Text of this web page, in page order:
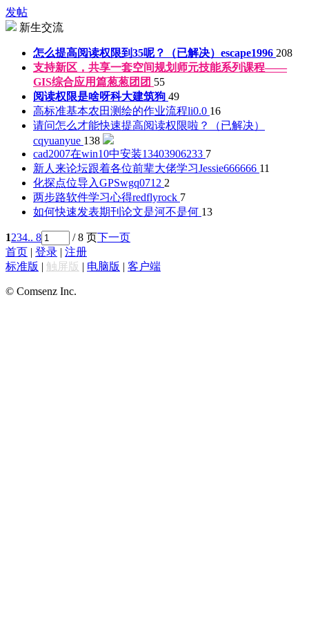
发帖
新生交流
怎么提高阅读权限到35呢？（已解决） escape1996 208
支持新区，共享一套空间规划师元技能系列课程——
GIS综合应用篇葱葱团团 55
阅读权限是啥呀科大建筑狗 49
高标准基本农田测绘的作业流程li0.0 16
请问怎么才能快速提高阅读权限啦？（已解决）
cqyuanyue 138
cad2007在win10中安装13403906233 7
新人来论坛跟着各位前辈大佬学习Jessie666666 11
化探点位导入GPSwgq0712 2
两步路软件学习心得redflyrock 7
如何快速发表期刊论文是河不是何 13
1234.. 8 / 8 页下一页
首页 | 登录 | 注册
标准版 | 触屏版 | 电脑版 | 客户端
© Comsenz Inc.